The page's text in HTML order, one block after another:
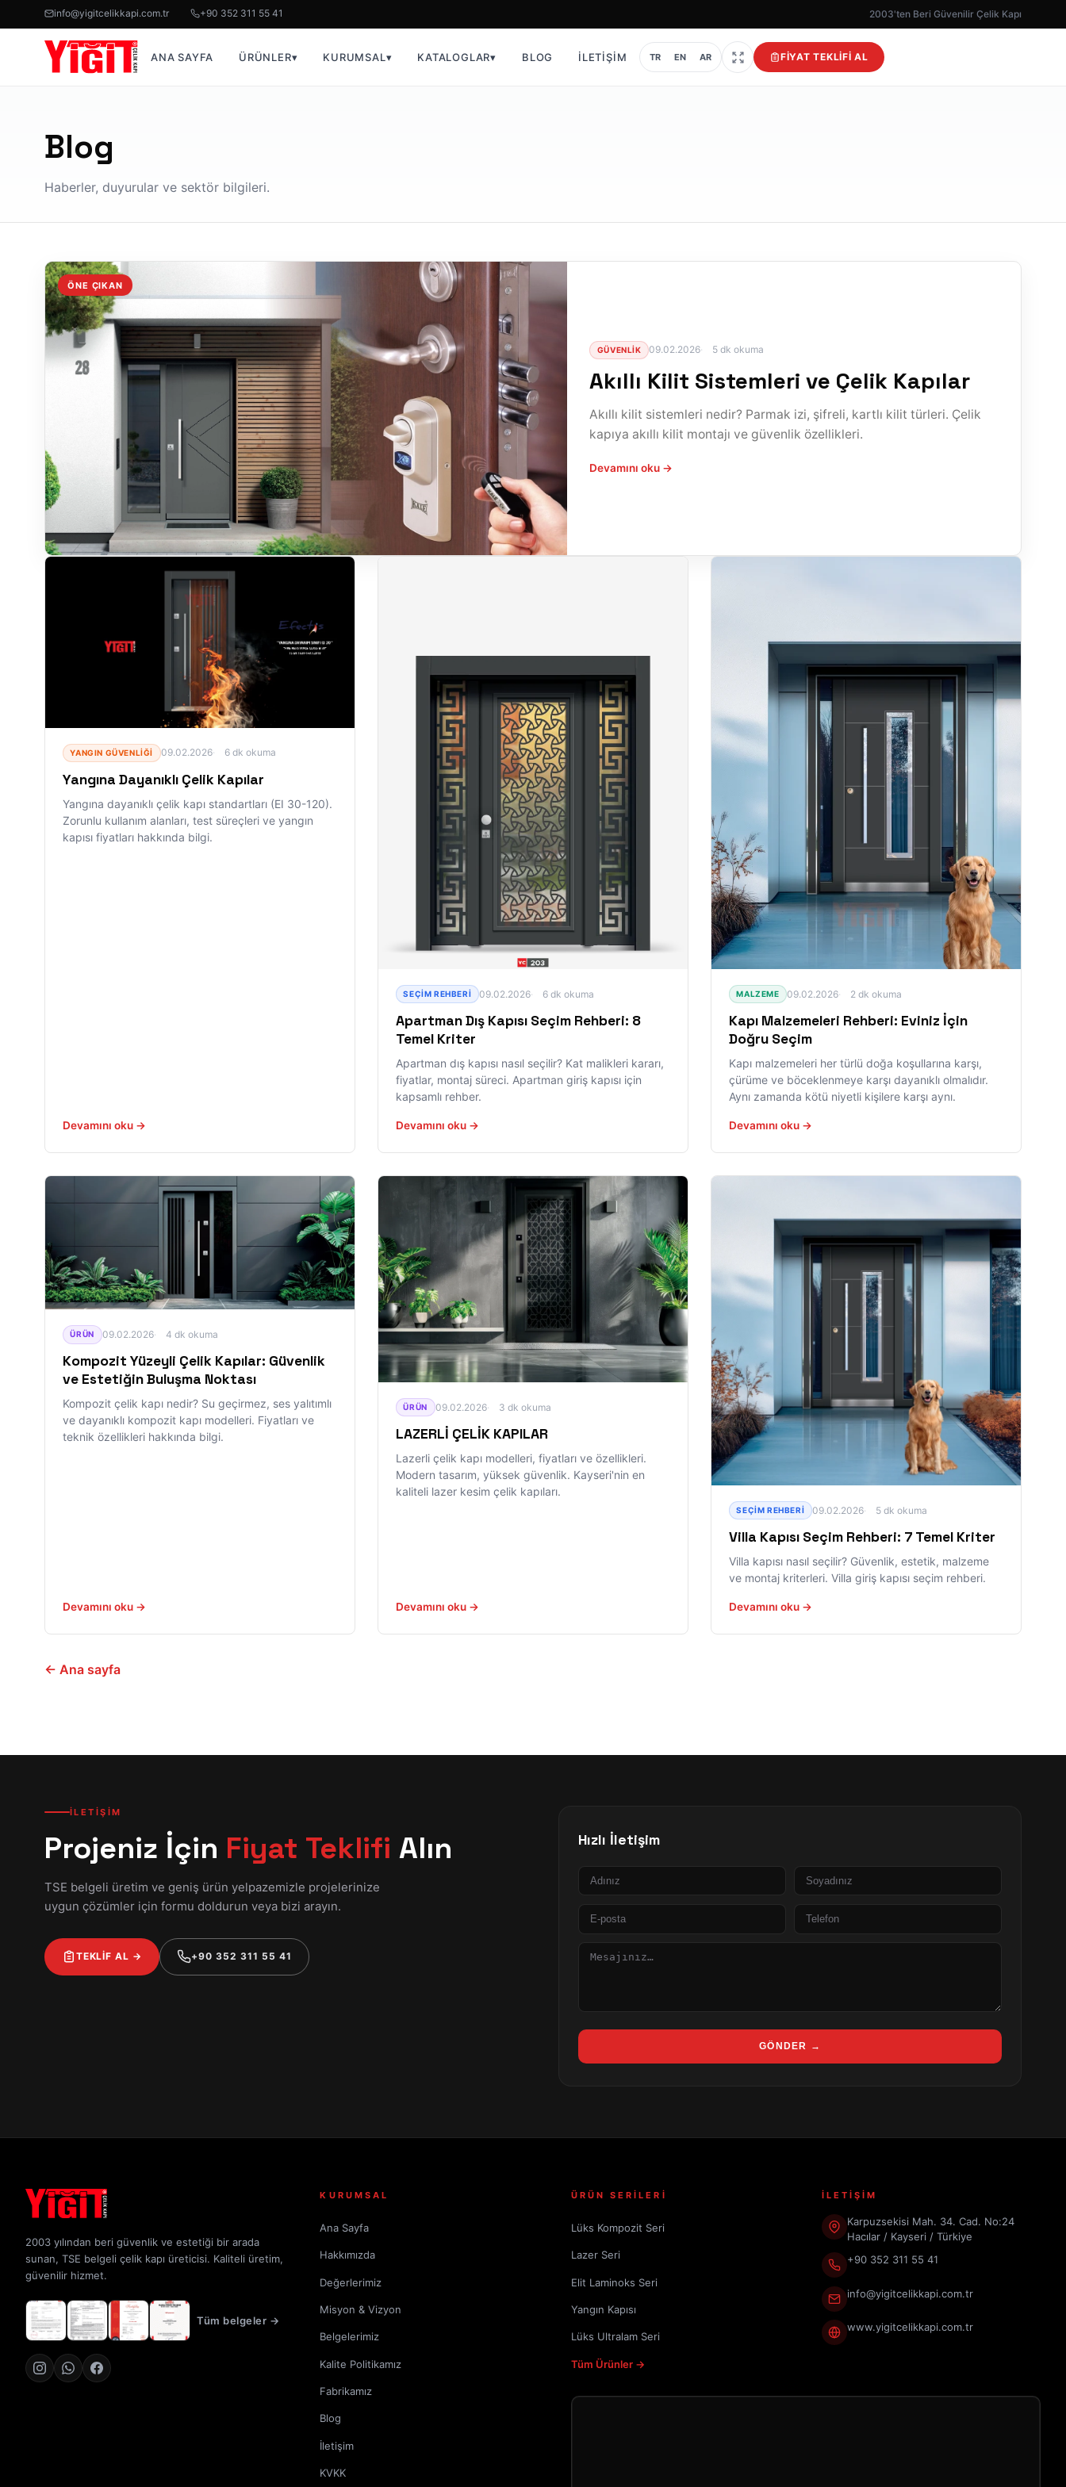
info@yigitcelikkapi.com.tr +90 352 311 55 41 2003'ten Beri Güvenilir Çelik Kapı
ANA SAYFA ÜRÜNLER▾ KURUMSAL▾ KATALOGLAR▾ BLOG İLETIŞIM TR EN AR FIYAT TEKLIFI AL
Blog
Haberler, duyurular ve sektör bilgileri.
ÖNE ÇIKAN
GÜVENLIK 09.02.2026 5 dk okuma
Akıllı Kilit Sistemleri ve Çelik Kapılar
Akıllı kilit sistemleri nedir? Parmak izi, şifreli, kartlı kilit türleri. Çelik
kapıya akıllı kilit montajı ve güvenlik özellikleri.
Devamını oku →
YANGIN GÜVENLIĞI 09.02.2026 6 dk okuma
Yangına Dayanıklı Çelik Kapılar
Yangına dayanıklı çelik kapı standartları (EI 30-120).
Zorunlu kullanım alanları, test süreçleri ve yangın
kapısı fiyatları hakkında bilgi.
Devamını oku →
SEÇIM REHBERI 09.02.2026 6 dk okuma
Apartman Dış Kapısı Seçim Rehberi: 8
Temel Kriter
Apartman dış kapısı nasıl seçilir? Kat malikleri kararı,
fiyatlar, montaj süreci. Apartman giriş kapısı için
kapsamlı rehber.
Devamını oku →
MALZEME 09.02.2026 2 dk okuma
Kapı Malzemeleri Rehberi: Eviniz İçin
Doğru Seçim
Kapı malzemeleri her türlü doğa koşullarına karşı,
çürüme ve böceklenmeye karşı dayanıklı olmalıdır.
Aynı zamanda kötü niyetli kişilere karşı aynı.
Devamını oku →
ÜRÜN 09.02.2026 4 dk okuma
Kompozit Yüzeyli Çelik Kapılar: Güvenlik
ve Estetiğin Buluşma Noktası
Kompozit çelik kapı nedir? Su geçirmez, ses yalıtımlı
ve dayanıklı kompozit kapı modelleri. Fiyatları ve
teknik özellikleri hakkında bilgi.
Devamını oku →
ÜRÜN 09.02.2026 3 dk okuma
LAZERLİ ÇELİK KAPILAR
Lazerli çelik kapı modelleri, fiyatları ve özellikleri.
Modern tasarım, yüksek güvenlik. Kayseri'nin en
kaliteli lazer kesim çelik kapıları.
Devamını oku →
SEÇIM REHBERI 09.02.2026 5 dk okuma
Villa Kapısı Seçim Rehberi: 7 Temel Kriter
Villa kapısı nasıl seçilir? Güvenlik, estetik, malzeme
ve montaj kriterleri. Villa giriş kapısı seçim rehberi.
Devamını oku →
← Ana sayfa
İLETİŞİM
Projeniz İçin Fiyat Teklifi Alın
TSE belgeli üretim ve geniş ürün yelpazemizle projelerinize
uygun çözümler için formu doldurun veya bizi arayın.
TEKLİF AL → +90 352 311 55 41
Hızlı İletişim
Ad Soyad
posta
Telefon
Mesaj
GÖNDER →
2003 yılından beri güvenlik ve estetiği bir arada
sunan, TSE belgeli çelik kapı üreticisi. Kaliteli üretim,
güvenilir hizmet.
Tüm belgeler →
KURUMSAL
Ana Sayfa
Hakkımızda
Değerlerimiz
Misyon & Vizyon
Belgelerimiz
Kalite Politikamız
Fabrikamız
Blog
İletişim
KVKK
ÜRÜN SERİLERİ
Lüks Kompozit Seri
Lazer Seri
Elit Laminoks Seri
Yangın Kapısı
Lüks Ultralam Seri
Tüm Ürünler →
İLETİŞİM
Karpuzsekisi Mah. 34. Cad. No:24
Hacılar / Kayseri / Türkiye
+90 352 311 55 41
info@yigitcelikkapi.com.tr
www.yigitcelikkapi.com.tr